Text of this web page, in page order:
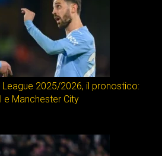
2025/2026, il pronostico:
Manchester City